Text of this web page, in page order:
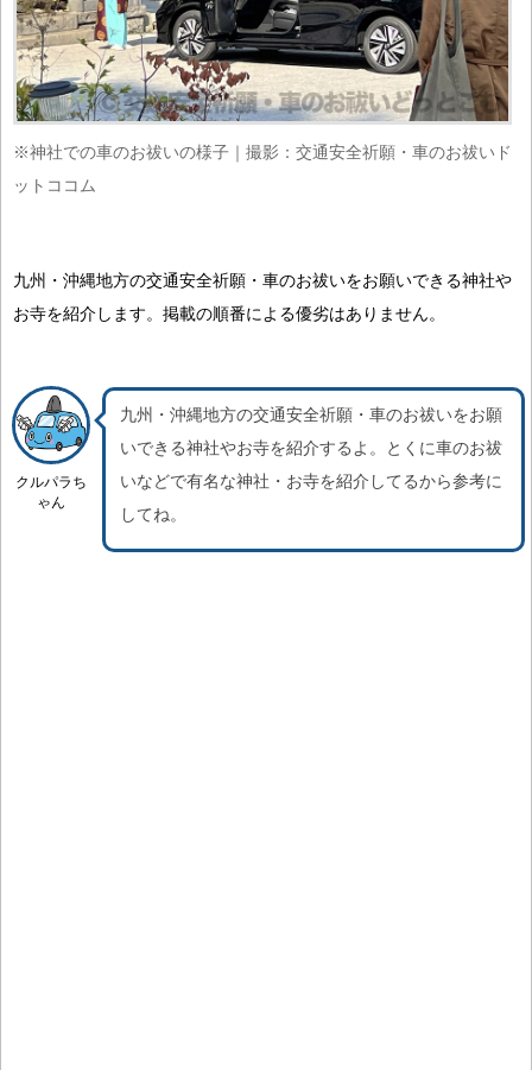
※神社での車のお祓いの様子｜撮影：交通安全祈願・車のお祓いド
ットココム
九州・沖縄地方の交通安全祈願・車のお祓いをお願いできる神社や
お寺を紹介します。掲載の順番による優劣はありません。
クルパラち
ゃん
九州・沖縄地方の交通安全祈願・車のお祓いをお願
いできる神社やお寺を紹介するよ。
とくに車のお祓
いなどで有名な神社・お寺を紹介 してるから参考に
してね。